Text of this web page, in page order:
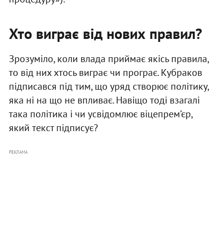
Хто виграє від нових правил?
Зрозуміло, коли влада приймає якісь правила,
то від них хтось виграє чи програє. Кубраков
підписався під тим, що уряд створює політику,
яка ні на що не впливає. Навіщо тоді взагалі
така політика і чи усвідомлює віцепрем’єр,
який текст підписує?
РЕКЛАМА